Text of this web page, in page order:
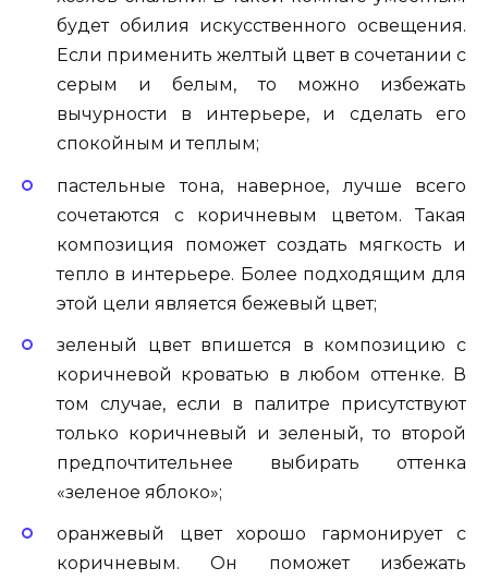
будет обилия искусственного освещения.
Если применить желтый цвет в сочетании с
серым и белым, то можно избежать
вычурности в интерьере, и сделать его
спокойным и теплым;
пастельные тона, наверное, лучше всего
сочетаются с коричневым цветом. Такая
композиция поможет создать мягкость и
тепло в интерьере. Более подходящим для
этой цели является бежевый цвет;
зеленый цвет впишется в композицию с
коричневой кроватью в любом оттенке. В
том случае, если в палитре присутствуют
только коричневый и зеленый, то второй
предпочтительнее выбирать оттенка
«зеленое яблоко»;
оранжевый цвет хорошо гармонирует с
коричневым. Он поможет избежать